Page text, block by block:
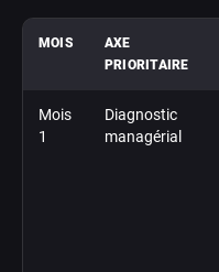
MOIS
AXE
PRIORITAIRE
Mois
1
Diagnostic
managérial